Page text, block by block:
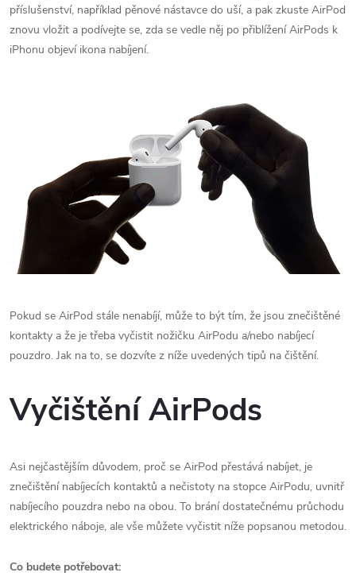
příslušenství, například pěnové nástavce do uší, a pak zkuste AirPod
znovu vložit a podívejte se, zda se vedle něj po přiblížení AirPods k
iPhonu objeví ikona nabíjení.
Pokud se AirPod stále nenabíjí, může to být tím, že jsou znečištěné
kontakty a že je třeba vyčistit nožičku AirPodu a/nebo nabíjecí
pouzdro. Jak na to, se dozvíte z níže uvedených tipů na čištění.
Vyčištění AirPods
Asi nejčastějším důvodem, proč se AirPod přestává nabíjet, je
znečištění nabíjecích kontaktů a nečistoty na stopce AirPodu, uvnitř
nabíjecího pouzdra nebo na obou. To brání dostatečnému průchodu
elektrického náboje, ale vše můžete vyčistit níže popsanou metodou.
Co budete potřebovat: